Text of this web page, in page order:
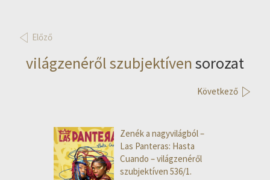
Előző
világzenéről szubjektívensorozat
Következő
Zenék a nagyvilágból –
Las Panteras: Hasta
Cuando – világzenéről
szubjektíven 536/1.